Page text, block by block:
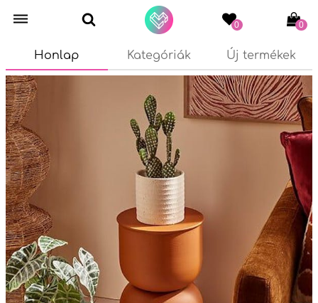
0 0
Honlap Kategóriák Új termékek